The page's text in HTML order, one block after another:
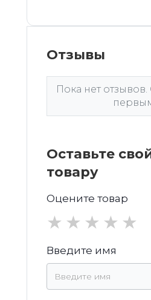
Отзывы
Пока нет отзывов.
Оставьте
товару
Оцените товар
★
★
★
★
★
Введите имя